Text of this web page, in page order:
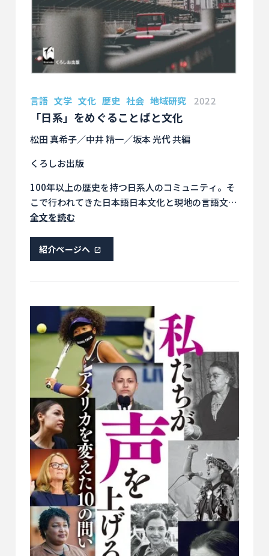
言語 文学 文化 歴史 社会 地域研究 2022
「日系」をめぐることばと文化
松田 真希子／中井 精一／坂本 光代 共編
くろしお出版
100年以上の歴史を持つ日系人のコミュニティ。そ
こで行われてきた日本語日本文化と現地の言語文化
の間の葛藤、挑戦、実践は、現代社会にどう活かせ
当事者たちの声を聞く。
全文を読む
紹介ページへ